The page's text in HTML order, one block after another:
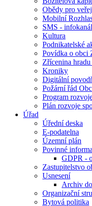
Obědy pro
Mobilní
SMS -
Kultura
Podnikatelské
Povídka o obci
Zřícenina
Kroniky
Digitální
Požární řád
Program
Plán rozvoje
Úřad
Úřední deska
E-podatelna
Územní plán
Povinné
GDPR -
Zastupitelstvo
Usnesení
Archiv
Organizační
Bytová politika